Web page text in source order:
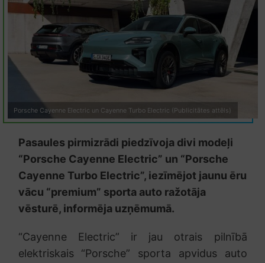
Porsche Cayenne Electric un Cayenne Turbo Electric (Publicitātes attēls)
Pasaules pirmizrādi piedzīvoja divi modeļi
“Porsche Cayenne Electric” un “Porsche
Cayenne Turbo Electric”, iezīmējot jaunu ēru
vācu “premium” sporta auto ražotāja
vēsturē, informēja uzņēmumā.
“Cayenne Electric” ir jau otrais pilnībā
elektriskais “Porsche” sporta apvidus auto